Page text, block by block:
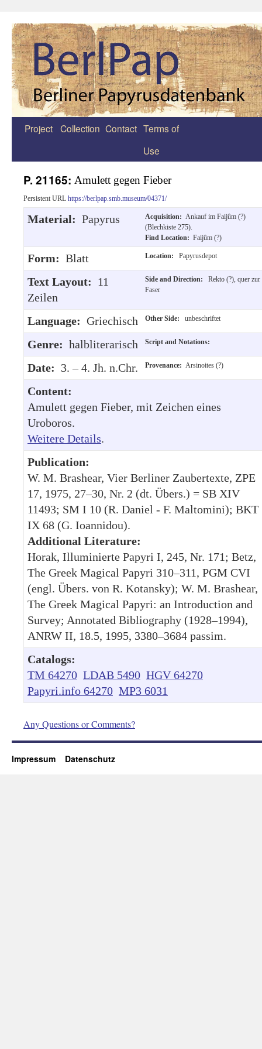
Zum
Project Collection Contact Terms of
Use
P. 21165: Amulett gegen Fieber
Persistent URL https://berlpap.smb.museum/04371/
Material: Papyrus Acquisition: Ankauf im Faijûm (?)
(Blechkiste 275).
Find Location: Faijûm (?)
Form: Blatt Location: Papyrusdepot
Text Layout: 11
Zeilen
Side and Direction:
Rekto (?), quer zur
Faser
Language: Griechisch Other Side: unbeschriftet
Genre: halbliterarisch Script and Notations:
Date: 3. – 4. Jh. n.Chr. Provenance: Arsinoites (?)
Content:
Amulett gegen Fieber, mit Zeichen eines
Uroboros.
Weitere Details.
Publication:
W. M. Brashear, Vier Berliner Zaubertexte, ZPE
17, 1975, 27–30, Nr. 2 (dt. Übers.) = SB XIV
11493; SM I 10 (R. Daniel - F. Maltomini); BKT
IX 68 (G. Ioannidou).
Additional Literature:
Horak, Illuminierte Papyri I, 245, Nr. 171; Betz,
The Greek Magical Papyri 310–311, PGM CVI
(engl. Übers. von R. Kotansky); W. M. Brashear,
The Greek Magical Papyri: an Introduction and
Survey; Annotated Bibliography (1928–1994),
ANRW II, 18.5, 1995, 3380–3684 passim.
Catalogs:
TM 64270 LDAB 5490 HGV 64270
Papyri.info 64270 MP3 6031
Any Questions or Comments?
Impressum Datenschutz